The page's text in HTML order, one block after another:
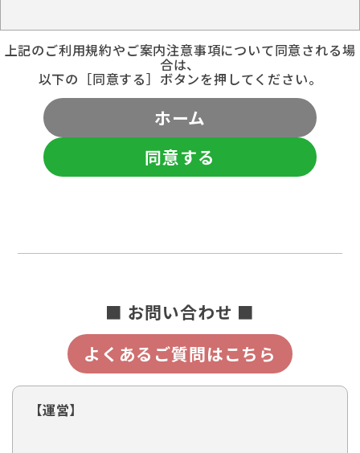
上記のご利用規約やご案内注意事項について同意される場
合は、
以下の［同意する］ボタンを押してください。
ホーム
同意する
■ お問い合わせ ■
よくあるご質問はこちら
【運営】